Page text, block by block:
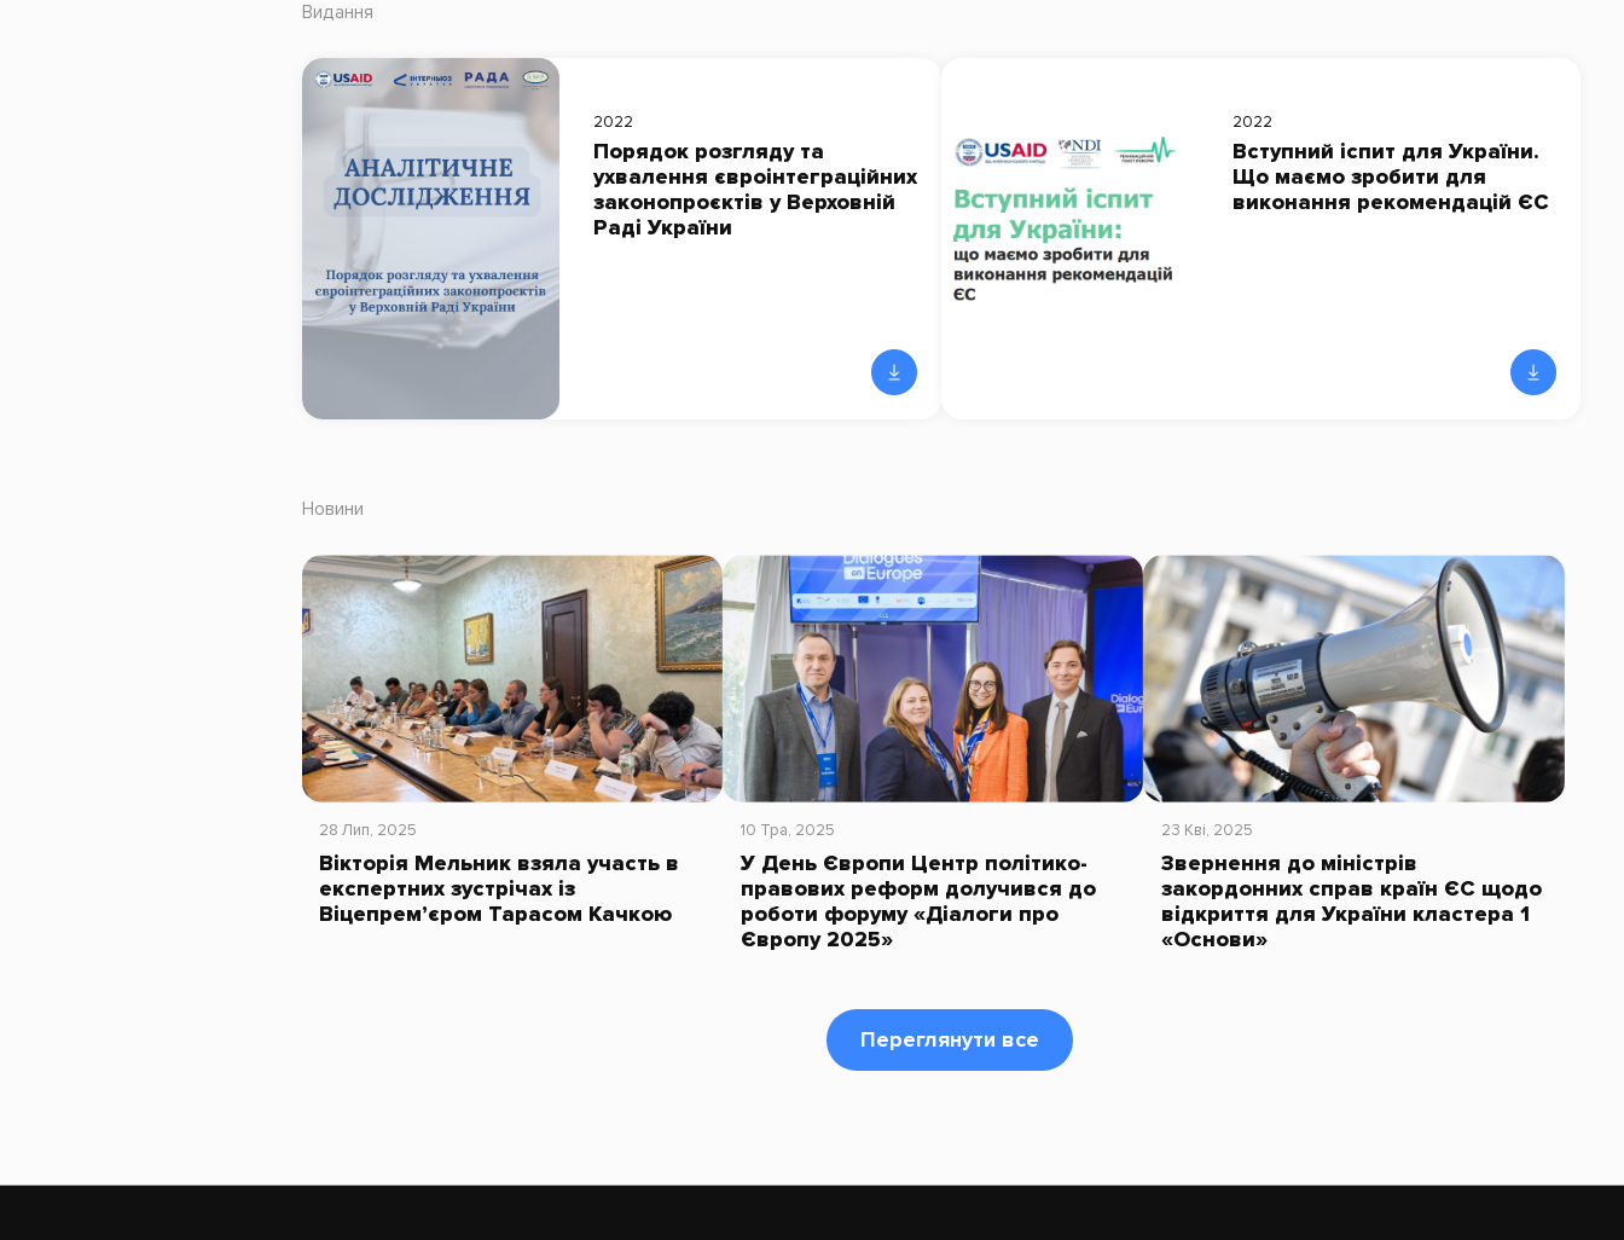
Видання
2022
Порядок розгляду та
ухвалення євроінтеграційних
законопроєктів у Верховній
Раді України
2022
Вступний іспит для України.
Що маємо зробити для
виконання рекомендацій ЄС
Новини
28 Лип, 2025
Вікторія Мельник взяла участь в
експертних зустрічах із
Віцепрем’єром Тарасом Качкою
10 Тра, 2025
У День Європи Центр політико-
правових реформ долучився до
роботи форуму «Діалоги про
Європу 2025»
23 Кві, 2025
Звернення до міністрів
закордонних справ країн ЄС щодо
відкриття для України кластера 1
«Основи»
Переглянути все